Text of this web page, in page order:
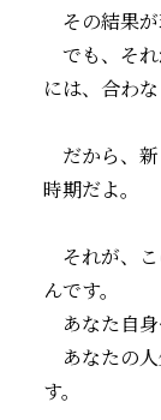
その結果が
でも、それ
には、合わな
だから、新
時期だよ。
それが、こ
んです。
あなた自身
あなたの人
す。